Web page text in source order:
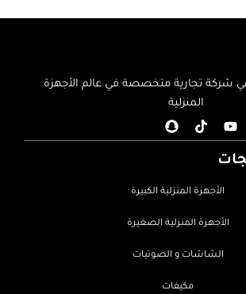
شركة تجارية متخصصة في عالم الأجهزة
المنزلية
الأجهزة المنزلية الكبيرة
الأجهزة المنزلية الصغيرة
الشاشات و الصوتيات
مكيفات